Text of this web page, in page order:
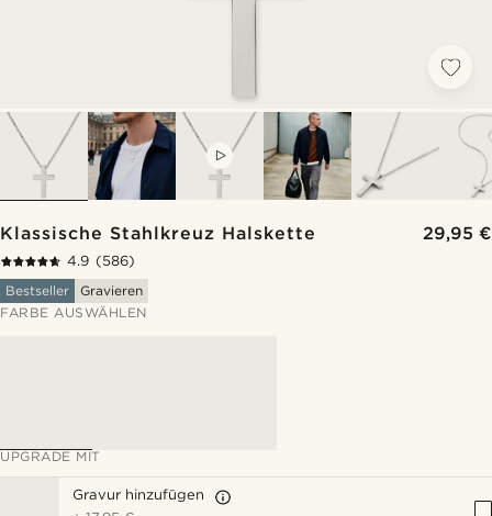
Klassische Stahlkreuz Halskette 29,95 €
4.9 (586)
Bestseller
Gravieren
FARBE AUSWÄHLEN
UPGRADE MIT
Gravur hinzufügen